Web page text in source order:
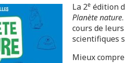
La 2e édition
Planète nature
cours de
scientifiques
Mieux